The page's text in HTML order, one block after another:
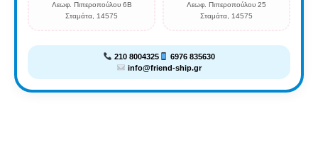
Λεωφ. Πιπεροπούλου 6Β
Σταμάτα, 14575
Λεωφ. Πιπεροπούλου 25
Σταμάτα, 14575
210 8004325
6976 835630
info@friend-ship.gr